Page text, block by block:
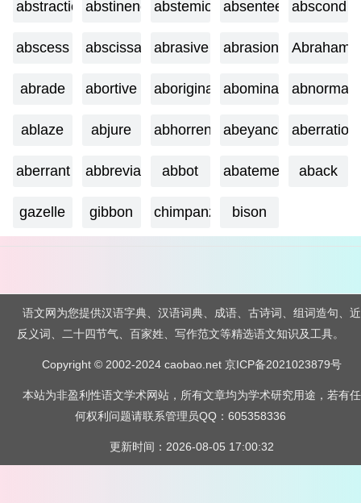
abstractionabstinenceabstemiousabsentee abscond
abscess abscissa abrasive abrasion Abraham
abrade abortive aboriginal abominable
ablaze abjure abhorrent abeyance aberration
aberrant abbreviate abbot abatement aback
gazelle gibbon chimpanzee bison
语文网为您提供汉语字典、汉语词典、成语、古诗词、组词造句、近
反义词、二十四节气、百家姓、写作范文等精选语文知识及工具。
Copyright © 2002-2024 caobao.net 京ICP备2021023879号
本站为非盈利性语文学术网站，所有文章均为学术研究用途，若有任
何权利问题请联系管理员QQ：605358336
更新时间：2026-08-05 17:00:32